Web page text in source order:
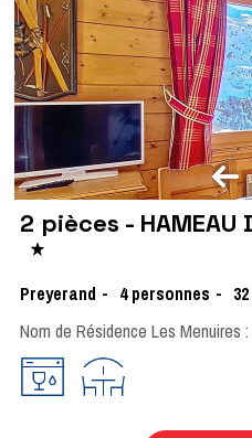
2 pièces - HAMEAU
Preyerand 4 personnes 32
Nom de Résidence Les Menuires :